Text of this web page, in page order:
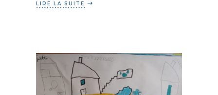
LIRE LA SUITE